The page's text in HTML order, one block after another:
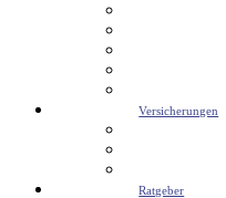
Versicherungen
Ratgeber